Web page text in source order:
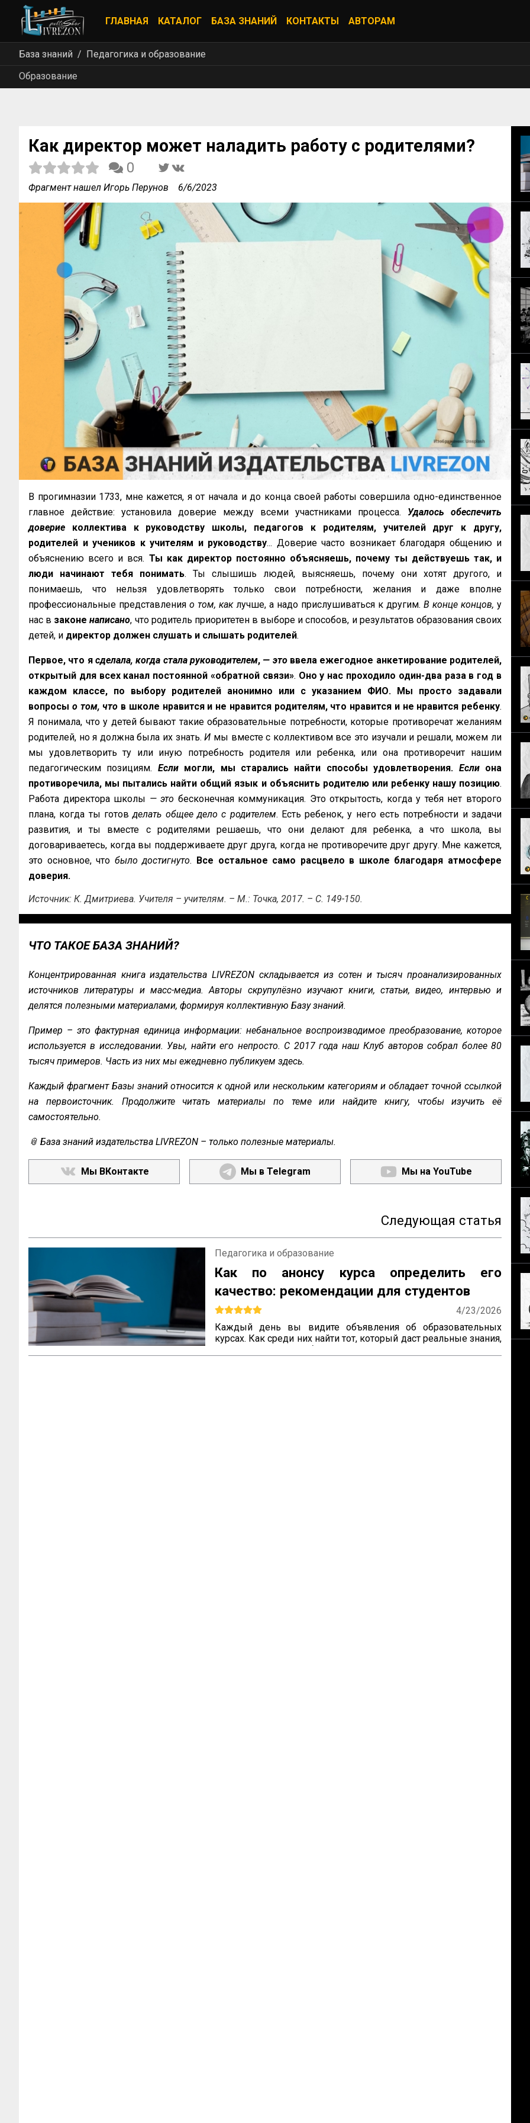
ГЛАВНАЯ КАТАЛОГ БАЗА ЗНАНИЙ КОНТАКТЫ АВТОРАМ
База знаний
Педагогика и образование
Образование
Как директор может наладить работу с родителями?
0
Фрагмент нашел Игорь Перунов 6/6/2023
В прогимназии 1733, мне кажется, я от начала и до конца своей работы совершила одно-единственное
главное действие: установила доверие между всеми участниками процесса. Удалось обеспечить
доверие коллектива к руководству школы, педагогов к родителям, учителей друг к другу,
родителей и учеников к учителям и руководству... Доверие часто возникает благодаря общению и
объяснению всего и вся. Ты как директор постоянно объясняешь, почему ты действуешь так, и
люди начинают тебя понимать. Ты слышишь людей, выясняешь, почему они хотят другого, и
понимаешь, что нельзя удовлетворять только свои потребности, желания и даже вполне
профессиональные представления о том, каклучше, а надо прислушиваться к другим. В конце концов, у
нас в законенаписано, что родитель приоритетен в выборе и способов, и результатов образования своих
детей, и директор должен слушать и слышать родителей.
Первое, что я сделала, когда стала руководителем, — этоввела ежегодное анкетирование родителей,
открытый для всех канал постоянной «обратной связи». Оно у нас проходило один-два раза в год в
каждом классе, по выбору родителей анонимно или с указанием ФИО. Мы просто задавали
вопросы о том, что в школе нравится и не нравится родителям, что нравится и не нравится ребенку.
Я понимала, что у детей бывают такие образовательные потребности, которые противоречат желаниям
родителей, но я должна была их знать.И мы вместе с коллективом все это изучали и решали, можем ли
мы удовлетворить ту или иную потребность родителя или ребенка, или она противоречит нашим
педагогическим позициям. Еслимогли, мы старались найти способы удовлетворения. Еслиона
противоречила, мы пытались найти общий язык и объяснить родителю или ребенку нашу позицию.
Работа директора школы — это бесконечная коммуникация. Это открытость, когда у тебя нет второго
плана, когда ты готовделать общее дело с родителем. Есть ребенок, у него есть потребности и задачи
развития, и ты вместе с родителями решаешь, что они делают для ребенка, а что школа, вы
договариваетесь, когда вы поддерживаете друг друга, когда не противоречите друг другу. Мне кажется,
это основное, что было достигнуто. Все остальное само расцвело в школе благодаря атмосфере
доверия.
Источник: К. Дмитриева. Учителя – учителям. – М.: Точка, 2017. – С. 149-150.
ЧТО ТАКОЕ БАЗА ЗНАНИЙ?
Концентрированная книга издательства LIVREZON складывается из сотен и тысяч проанализированных
источников литературы и масс-медиа. Авторы скрупулёзно изучают книги, статьи, видео, интервью и
делятся полезными материалами, формируя коллективную Базу знаний.
Пример – это фактурная единица информации: небанальное воспроизводимое преобразование, которое
используется в исследовании. Увы, найти его непросто. С 2017 года наш Клуб авторов собрал более 80
тысяч примеров. Часть из них мы ежедневно публикуем здесь.
Каждый фрагмент Базы знаний относится к одной или нескольким категориям и обладает точной ссылкой
на первоисточник. Продолжите читать материалы по теме или найдите книгу, чтобы изучить её
самостоятельно.
📎 База знаний издательства LIVREZON – только полезные материалы.
Мы ВКонтакте Мы в Telegram Мы на YouTube
Следующая статья
Педагогика и образование
Как по анонсу курса определить его
качество: рекомендации для студентов
4/23/2026
Каждый день вы видите объявления об образовательных
курсах. Как среди них найти тот, который даст реальные знания,
а не только яркие обещания? Эта памятка – ваш инструмент.